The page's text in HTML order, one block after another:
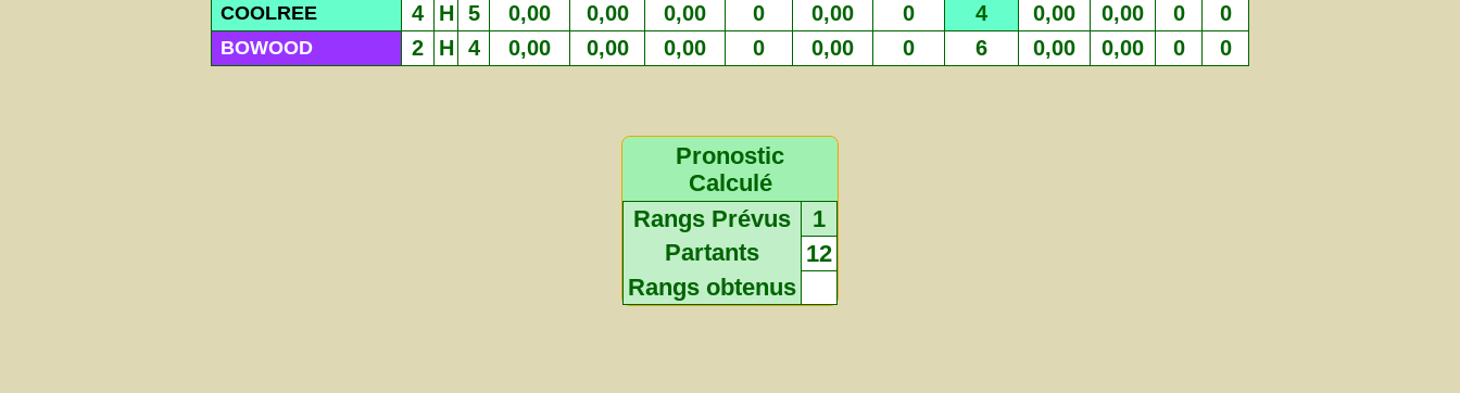
COOLREE 4 H 5 0,00 0,00 0,00 0 0,00 0 4 0,00 0,00 0 0
BOWOOD 2 H 4 0,00 0,00 0,00 0 0,00 0 6 0,00 0,00 0 0
Pronostic
Calculé
Rangs Prévus
1
Partants
12
Rangs obtenus